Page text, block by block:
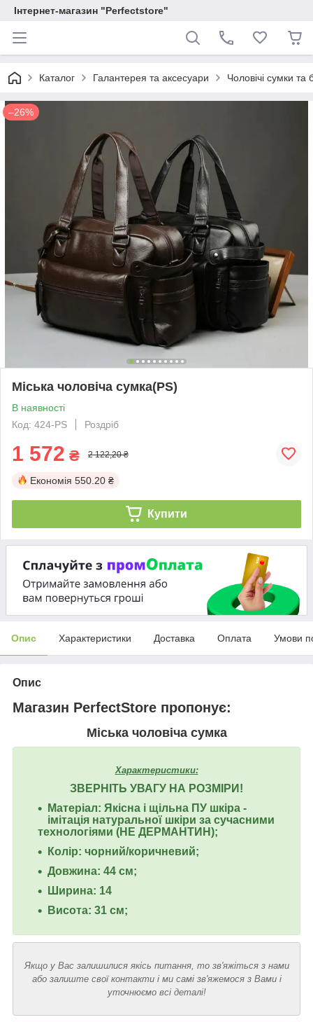
Інтернет-магазин "Perfectstore"
Каталог Галантерея та аксесуари Чоловічі сумки та
–26%
Міська чоловіча сумка(PS)
В наявності
Код: 424-PS
Роздріб
1 572 ₴ 2 122,20 ₴
Економія 550.20 ₴
Купити
Опис Характеристики Доставка Оплата Умови
Опис
Магазин PerfectStore пропонує:
Міська чоловіча сумка
Характеристики:
ЗВЕРНІТЬ УВАГУ НА РОЗМІРИ!
Матеріал: Якісна і щільна ПУ шкіра -
імітація натуральної шкіри за сучасними
технологіями (НЕ ДЕРМАНТИН);
Колір: чорний/коричневий;
Довжина: 44 см;
Ширина: 14
Висота: 31 см;
Якщо у Вас залишилися якісь питання, то зв'яжіться з нами
або залиште свої контакти і ми самі зв'яжемося з Вами і
уточнюємо всі деталі!